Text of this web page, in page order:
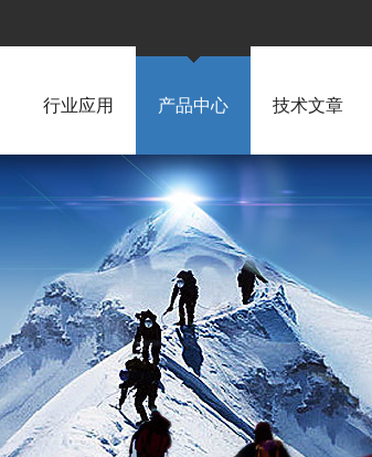
行业应用 产品中心 技术文章